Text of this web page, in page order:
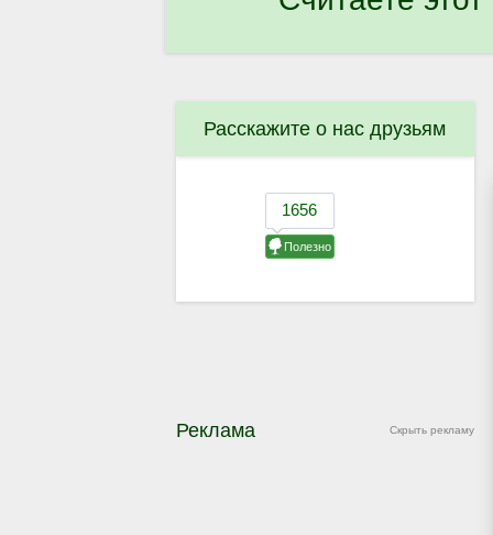
Расскажите о нас друзьям
Скрыть рекламу
Реклама